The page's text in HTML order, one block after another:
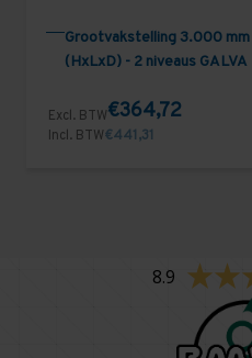
Grootvakstelling 3.000
(HxLxD) - 2 niveaus GALVA
Excl. BTW€364,72
Incl. BTW€441,31
8.9